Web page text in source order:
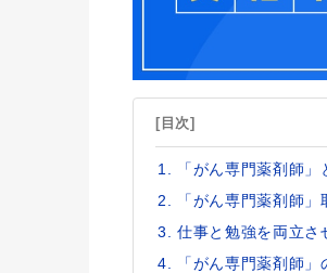
[目次]
「がん専門薬剤師」
「がん専門薬剤師
仕事と勉強を両立さ
「がん専門薬剤師